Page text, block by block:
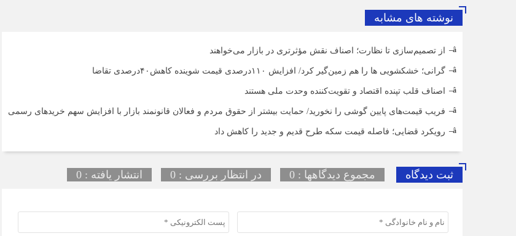
نوشته های مشابه
از تصمیم‌سازی تا نظارت؛ اصناف نقش مؤثرتری در بازار می‌خواهند
گرانی؛ خشکشویی‌ ها را هم زمین‌گیر کرد/ افزایش ۱۱۰درصدی قیمت شوینده کاهش۴۰درصدی تقاضا
اصناف قلب تپنده اقتصاد و تقویت‌کننده وحدت ملی هستند
فریب قیمت‌های پایین گوشی را نخورید/ حمایت بیشتر از حقوق مردم و فعالان قانونمند بازار با افزایش سهم خریدهای رسمی
رویکرد قضایی؛ فاصله قیمت سکه طرح قدیم و جدید را کاهش داد
ثبت دیدگاه مجموع دیدگاهها : 0 در انتظار بررسی : 0 انتشار یافته : 0